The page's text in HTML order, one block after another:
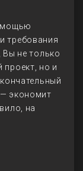
требования
Вы не только
проект, но и
экономит
на